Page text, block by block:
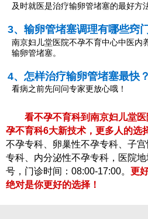
及时就医是治疗输卵管堵塞的最好方法
3、输卵管堵塞调理有哪些窍
南京妇儿堂医院不孕不育中心中医内
输卵管堵塞。
4、怎样治疗输卵管堵塞最快？
看病之前先问问专家更放心哦！
看不孕不育科到南京妇儿堂
孕不育科6大新技术，更多人的选
不孕专科、卵巢性不孕专科、子
专科、内分泌性不孕专科，医院
号，门诊时间：08:00-17:00。 更
绝对是你更好的选择！